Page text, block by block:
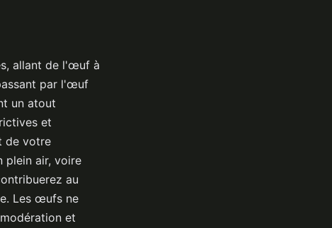
allant de l'œuf à
par l'œuf
un atout
et
de votre
plein air, voire
au
Les œufs ne
et